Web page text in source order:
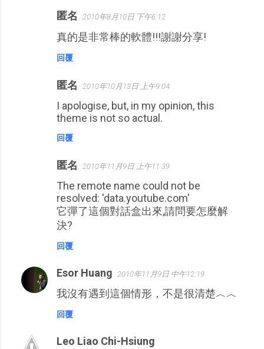
匿名 2010年8月10日 下午6:12
真的是非常棒的軟體!!!謝謝分享!
回覆
匿名 2010年10月13日 上午9:04
I apologise, but, in my opinion, this
theme is not so actual.
回覆
匿名 2010年11月9日 上午11:39
The remote name could not be
resolved: 'data.youtube.com'
它彈了這個對話盒出來,請問要怎麼解
決?
回覆
Esor Huang 2010年11月9日 中午12:19
我沒有遇到這個情形，不是很清楚︿︿
回覆
Leo Liao Chi-Hsiung